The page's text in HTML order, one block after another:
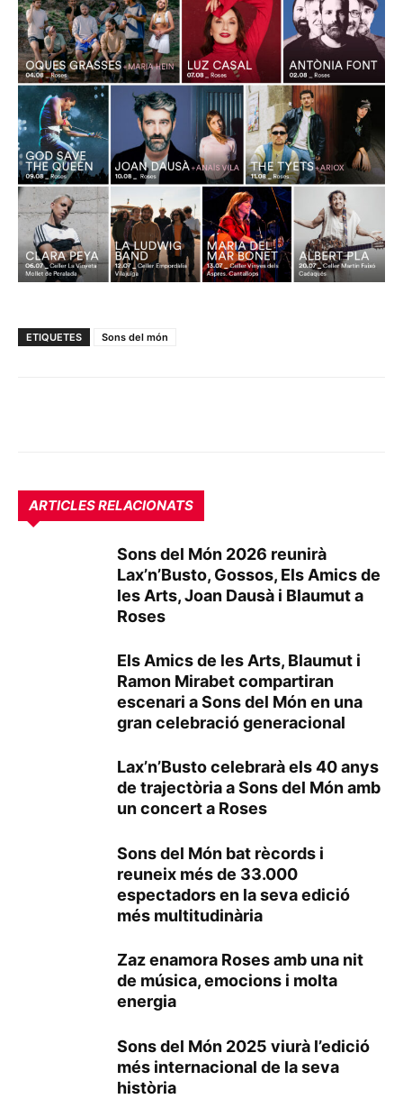
ETIQUETES Sons del món
ARTICLES RELACIONATS
Sons del Món 2026 reunirà
Lax’n’Busto, Gossos, Els Amics de
les Arts, Joan Dausà i Blaumut a
Roses
Els Amics de les Arts, Blaumut i
Ramon Mirabet compartiran
escenari a Sons del Món en una
gran celebració generacional
Lax’n’Busto celebrarà els 40 anys
de trajectòria a Sons del Món amb
un concert a Roses
Sons del Món bat rècords i
reuneix més de 33.000
espectadors en la seva edició
més multitudinària
Zaz enamora Roses amb una nit
de música, emocions i molta
energia
Sons del Món 2025 viurà l’edició
més internacional de la seva
història